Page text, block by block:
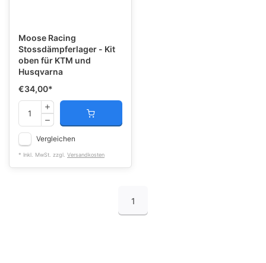
Moose Racing
Stossdämpferlager - Kit
oben für KTM und
Husqvarna
€34,00*
Vergleichen
* Inkl. MwSt. zzgl. Versandkosten
1